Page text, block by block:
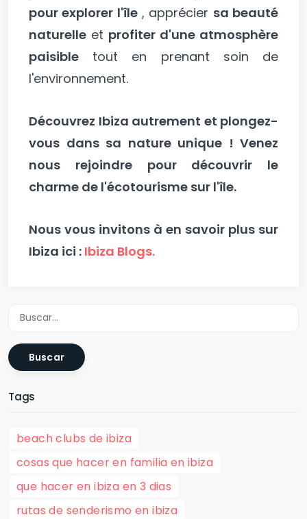
pour explorer l'île, apprécier sa beauté
naturelle et profiter d'une atmosphère
paisible tout en prenant soin de
l'environnement.
Découvrez Ibiza autrement et plongez-
vous dans sa nature unique ! Venez
nous rejoindre pour découvrir le
charme de l'écotourisme sur l'île.
Nous vous invitons à en savoir plus sur
Ibiza ici : Ibiza Blogs.
Buscar
Tags
beach clubs de ibiza
cosas que hacer en familia en ibiza
que hacer en ibiza en 3 dias
rutas de senderismo en ibiza